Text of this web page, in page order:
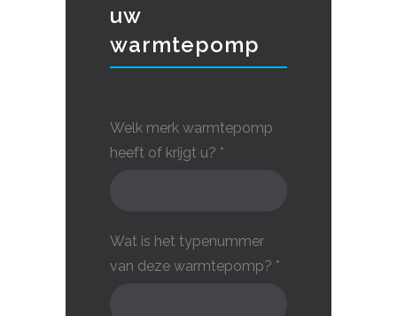
uw
warmtepomp
Welk merk warmtepomp
heeft of krijgt u? *
Wat is het typenummer
van deze warmtepomp? *